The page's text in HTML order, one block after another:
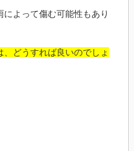
よって傷む可能性もあり
どうすれば良いのでしょ